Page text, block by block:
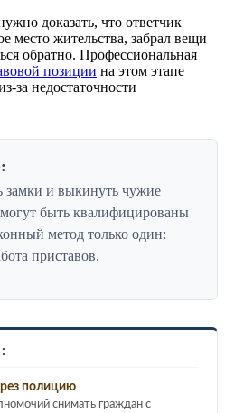
доказать, что ответчик
место жительства, забрал вещи
обратно. Профессиональная
позиции на этом этапе
за недостаточности
замки и выкинуть чужие
быть квалифицированы
метод только один:
приставов.
полицию
снимать граждан с